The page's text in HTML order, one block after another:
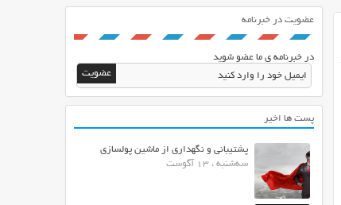
عضویت در خبرنامه
در خبرنامه ی ما عضو شوید
پست ها اخیر
پشتیبانی و نگهداری از ماشین پولسازی
سه‌شنبه ، 13 آگوست